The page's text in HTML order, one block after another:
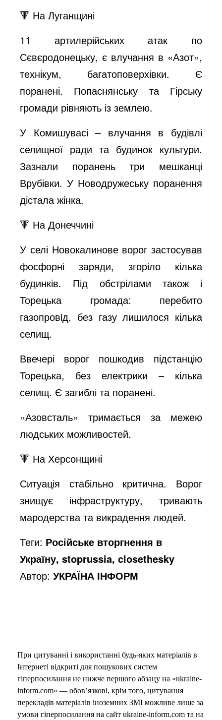
🔻 На Луганщині
11 артилерійських атак по
Сєвєродонецьку, є влучання в «Азот»,
технікум, багатоповерхівки. Є
поранені. Попаснянську та Гірську
громади рівняють із землею.
У Комишувасі – влучання в будівлі
селищної ради та будинок культури.
Зазнали поранень три мешканці
Врубівки. У Новодружеську поранення
дістала жінка.
🔻 На Донеччині
У селі Новокалинове ворог застосував
фосфорні заряди, згоріло кілька
будинків. Під обстрілами також і
Торецька громада: перебито
газопровiд, без газу лишилося кілька
селищ.
Ввечері ворог пошкодив підстанцію
Торецька, без електрики – кілька
селищ. Є загиблі та поранені.
«Азовсталь» тримається за межею
людських можливостей.
🔻 На Херсонщині
Ситуація стабільно критична. Ворог
знищує інфраструктуру, тривають
мародерства та викрадення людей.
Теги: Російське вторгнення в
Україну, stoprussia, closethesky
Автор:УКРАЇНА ІНФОРМ
При цитуванні і використанні будь-яких матеріалів в
Інтернеті відкриті для пошукових систем
гіперпосилання не нижче першого абзацу на «ukraine-
inform.com» — обов’язкові, крім того, цитування
перекладів матеріалів іноземних ЗМІ можливе лише за
умови гіперпосилання на сайт ukraine-inform.com та на